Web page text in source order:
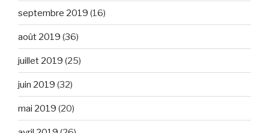
septembre 2019 (16)
août 2019 (36)
juillet 2019 (25)
juin 2019 (32)
mai 2019 (20)